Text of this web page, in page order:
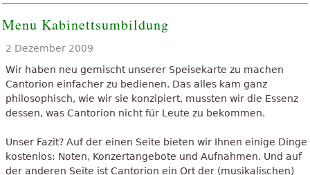
Menu Kabinettsumbildung
2 Dezember 2009
Wir haben neu gemischt unserer Speisekarte zu machen
Cantorion einfacher zu bedienen. Das alles kam ganz
philosophisch, wie wir sie konzipiert, mussten wir die Essenz
dessen, was Cantorion nicht für Leute zu bekommen.
Unser Fazit? Auf der einen Seite bieten wir Ihnen einige Dinge
kostenlos: Noten, Konzertangebote und Aufnahmen. Und auf
der anderen Seite ist Cantorion ein Ort der (musikalischen)